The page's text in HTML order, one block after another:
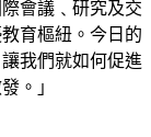
會議﹑研究及交
育樞紐。今日的
我們就如何促進
。」